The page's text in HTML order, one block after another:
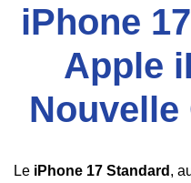
iPhone
Apple
Nouvelle
Le iPhone 17 Standard ,